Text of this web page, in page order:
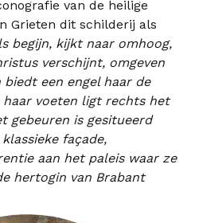
van de heilige
Grieten dit schilderij als
begijn, kijkt naar omhoog,
verschijnt, omgeven
een engel haar de
haar voeten ligt rechts het
gebeuren is gesitueerd
façade,
aan het paleis waar ze
hertogin van Brabant